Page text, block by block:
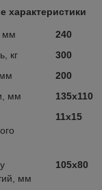
характеристики
мм
240
кг
300
200
мм
135x110
11x15
мм
105x80